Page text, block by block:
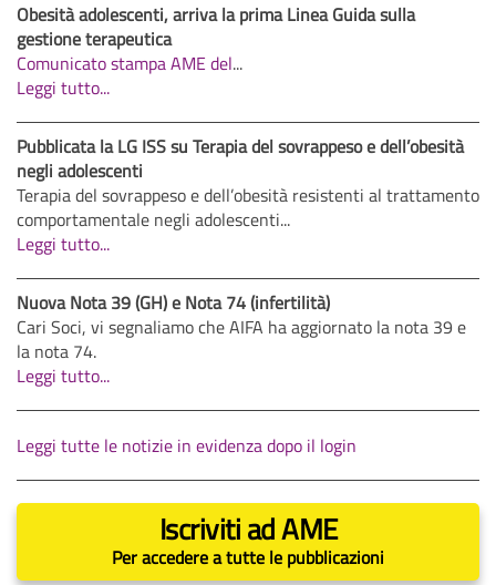
Obesità adolescenti, arriva la prima Linea Guida sulla
gestione terapeutica
Comunicato stampa AME del...
Leggi tutto...
Pubblicata la LG ISS su Terapia del sovrappeso e dell’obesità
negli adolescenti
Terapia del sovrappeso e dell’obesità resistenti al trattamento
comportamentale negli adolescenti...
Leggi tutto...
Nuova Nota 39 (GH) e Nota 74 (infertilità)
Cari Soci, vi segnaliamo che AIFA ha aggiornato la nota 39 e
la nota 74.
Leggi tutto...
Leggi tutte le notizie in evidenza dopo il login
Iscriviti ad AME
Per accedere a tutte le pubblicazioni